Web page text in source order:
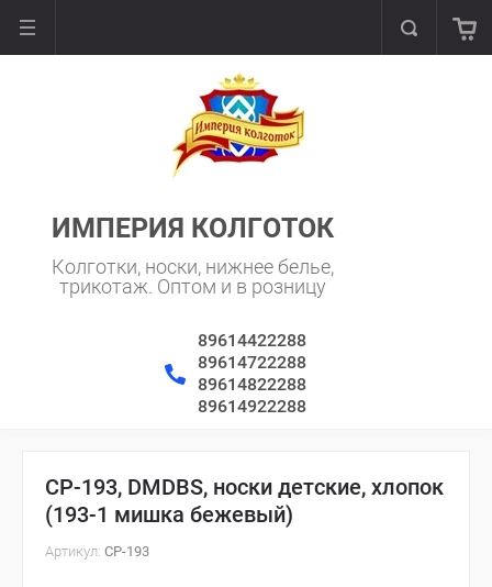
ИМПЕРИЯ КОЛГОТОК
Колготки, носки, нижнее белье,
трикотаж. Оптом и в розницу
89614422288
89614722288
89614822288
89614922288
CP-193, DMDBS, носки детские, хлопок
(193-1 мишка бежевый)
Артикул: CP-193